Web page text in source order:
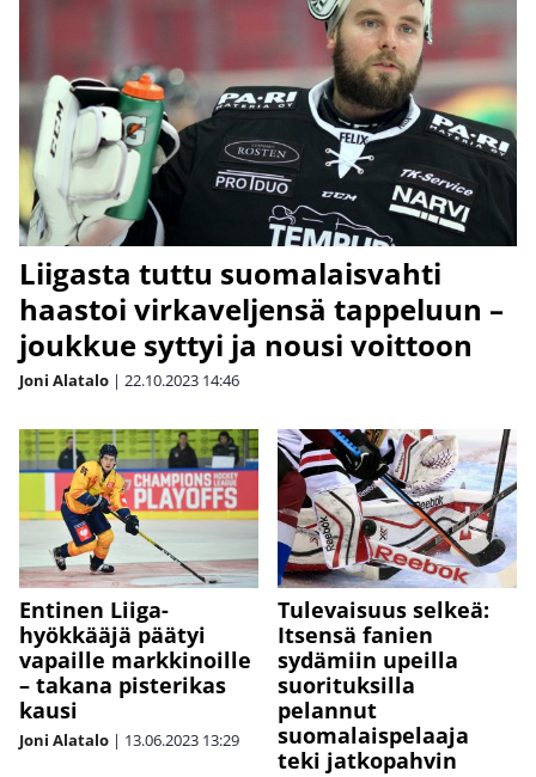
Liigasta tuttu suomalaisvahti
haastoi virkaveljensä tappeluun –
joukkue syttyi ja nousi voittoon
Joni Alatalo | 22.10.2023 14:46
Entinen Liiga-
hyökkääjä päätyi
vapaille markkinoille
– takana pisterikas
kausi
Joni Alatalo | 13.06.2023 13:29
Tulevaisuus selkeä:
Itsensä fanien
sydämiin upeilla
suorituksilla
pelannut
suomalaispelaaja
teki jatkopahvin